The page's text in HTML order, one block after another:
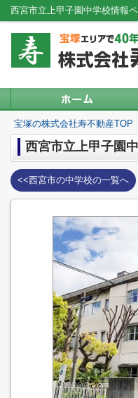
西宮市立上甲子園中学校情報
宝塚の株式会社寿不動産TOP
西宮市立上甲子園
<<西宮市の中学校の一覧へ